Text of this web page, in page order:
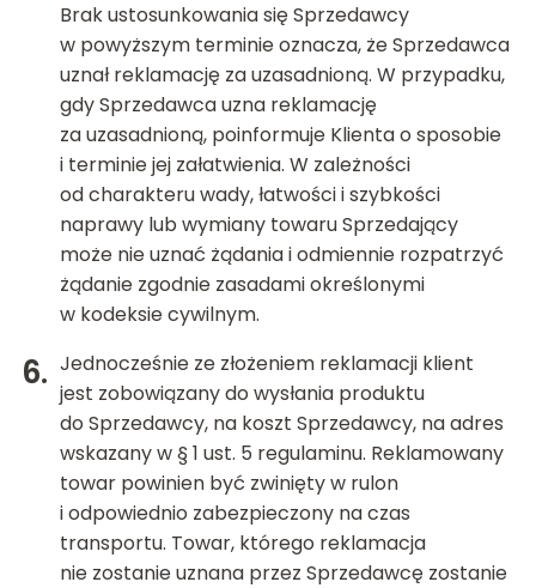
Brak ustosunkowania się Sprzedawcy
w powyższym terminie oznacza, że Sprzedawca
uznał reklamację za uzasadnioną. W przypadku,
gdy Sprzedawca uzna reklamację
za uzasadnioną, poinformuje Klienta o sposobie
i terminie jej załatwienia. W zależności
od charakteru wady, łatwości i szybkości
naprawy lub wymiany towaru Sprzedający
może nie uznać żądania i odmiennie rozpatrzyć
żądanie zgodnie zasadami określonymi
w kodeksie cywilnym.
Jednocześnie ze złożeniem reklamacji klient
jest zobowiązany do wysłania produktu
do Sprzedawcy, na koszt Sprzedawcy, na adres
wskazany w § 1 ust. 5 regulaminu. Reklamowany
towar powinien być zwinięty w rulon
i odpowiednio zabezpieczony na czas
transportu. Towar, którego reklamacja
nie zostanie uznana przez Sprzedawcę zostanie